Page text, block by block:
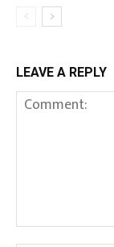
LEAVE A REPLY